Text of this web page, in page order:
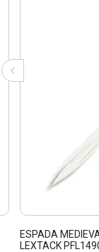
ESPADA
LEXTACK